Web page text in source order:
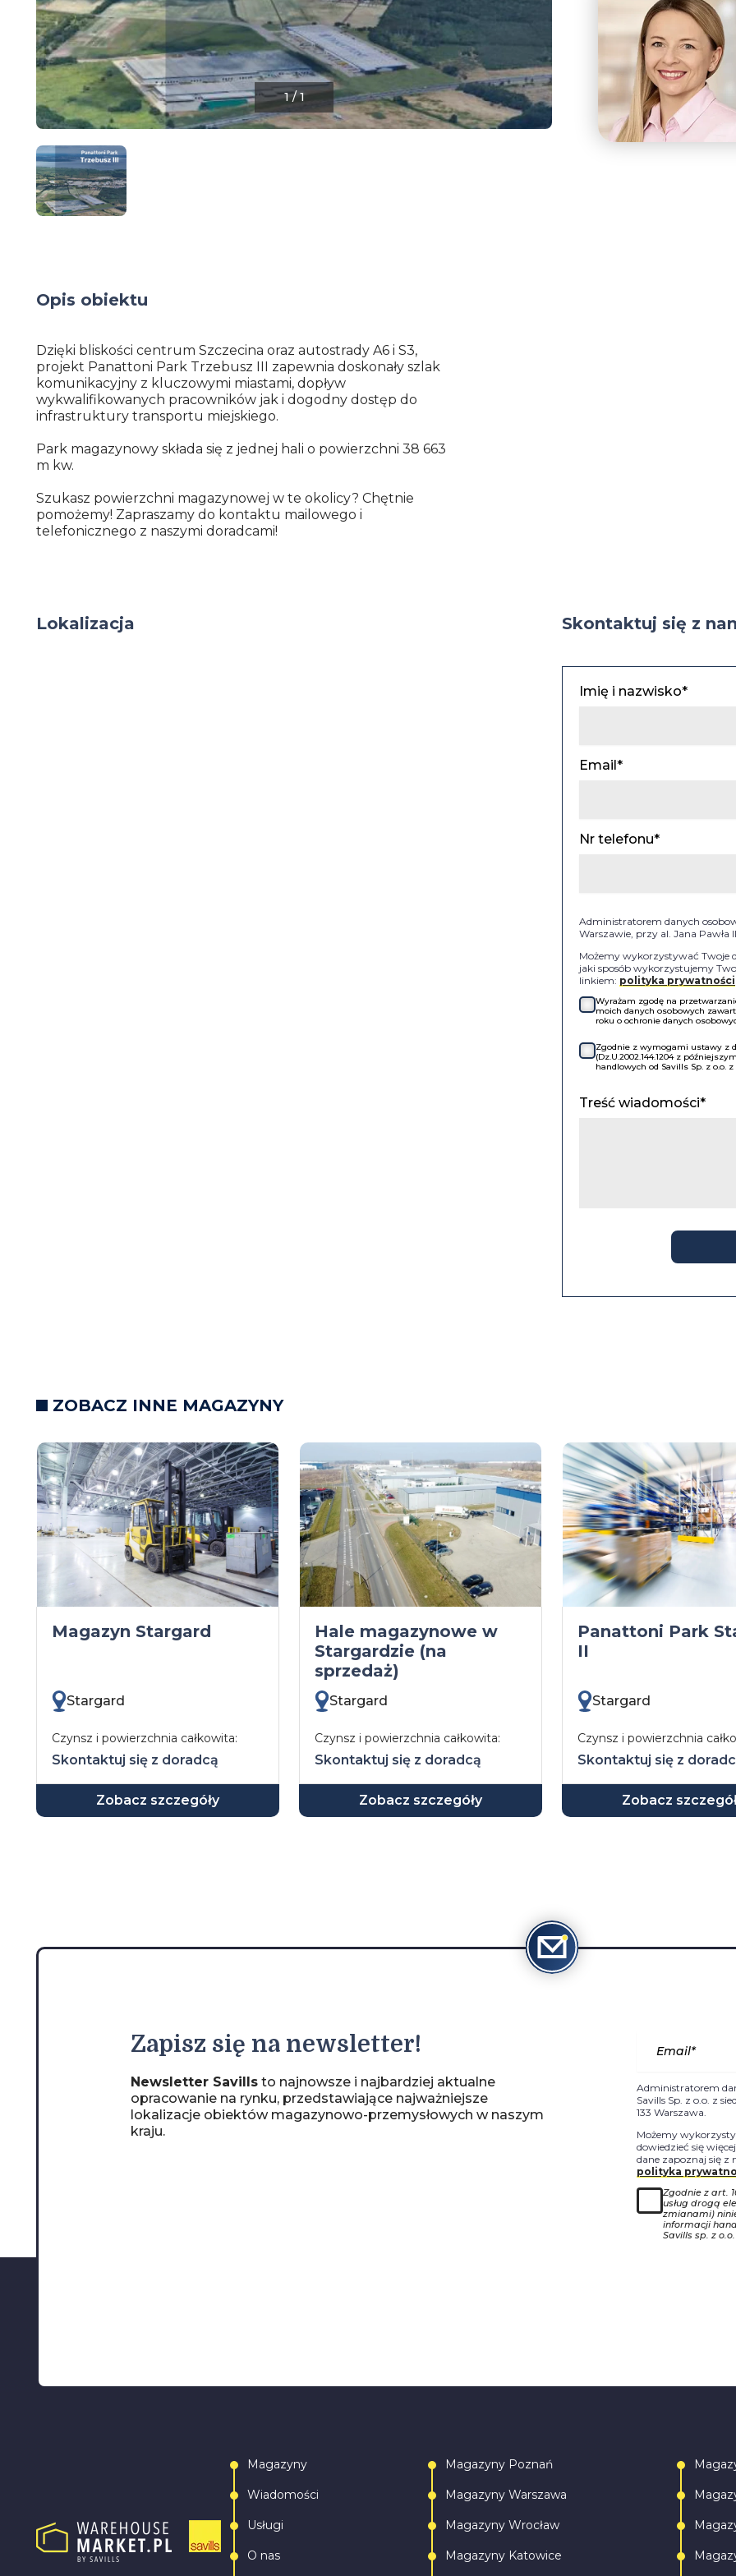
1/1
Opis obiektu
Dzięki bliskości centrum Szczecina oraz autostrady A6 i S3,
projekt Panattoni Park Trzebusz III zapewnia doskonały szlak
komunikacyjny z kluczowymi miastami, dopływ
wykwalifikowanych pracowników jak i dogodny dostęp do
infrastruktury transportu miejskiego.
Park magazynowy składa się z jednej hali o powierzchni 38 663
m kw.
Szukasz powierzchni magazynowej w te okolicy? Chętnie
pomożemy! Zapraszamy do kontaktu mailowego i
telefonicznego z naszymi doradcami!
Lokalizacja Skontaktuj się z
Imię i nazwisko*
Email*
Nr telefonu*
Administratorem danych
Warszawie, przy al. Jana Pawła
Możemy wykorzystywać Twoje
jaki sposób wykorzystujemy
linkiem: polityka prywatności
Wyrażam zgodę na
moich danych osobowych
roku o ochronie danych
Zgodnie z wymogami ustawy z
(Dz.U.2002.144.1204 z
handlowych od Savills Sp. z o.o.
Treść wiadomości*
ZOBACZ INNE MAGAZYNY
Magazyn Stargard
Stargard
Czynsz i powierzchnia całkowita:
Skontaktuj się z doradcą
Zobacz szczegóły
Hale magazynowe w
Stargardzie (na
sprzedaż)
Stargard
Czynsz i powierzchnia całkowita:
Skontaktuj się z doradcą
Zobacz szczegóły
Panattoni Park
II
Stargard
Czynsz i powierzchnia
Skontaktuj się z
Zobacz
Zapisz się na newsletter!
Newsletter Savills to najnowsze i najbardziej aktualne
opracowanie na rynku, przedstawiające najważniejsze
lokalizacje obiektów magazynowo-przemysłowych w naszym
kraju.
Administratorem
Savills Sp. z o.o. z
133 Warszawa.
Możemy
dowiedzieć się
dane zapoznaj się z
polityka
Zgodnie z art.
usług drogą
zmianami)
informacji
Savills sp. z o.o.
Magazyny
Wiadomości
Usługi
O nas
Magazyny Poznań
Magazyny Warszawa
Magazyny Wrocław
Magazyny Katowice